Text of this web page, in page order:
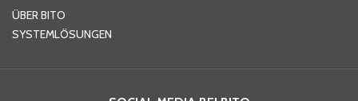
ÜBER BITO
SYSTEMLÖSUNGEN